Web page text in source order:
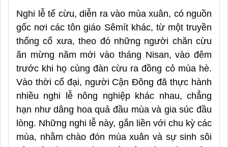
Nghi lễ tế cừu, diễn ra vào mùa xuân, có nguồn
gốc nơi các tôn giáo Sêmít khác, từ một truyền
thống cổ xưa, theo đó những người chăn cừu
ăn mừng năm mới vào tháng Nisan, vào đêm
trước khi họ cùng đàn cừu ra đồng cỏ mùa hè.
Vào thời cổ đại, người Cận Đông đã thực hành
nhiều nghi lễ nông nghiệp khác nhau, chẳng
hạn như dâng hoa quả đầu mùa và gia súc đầu
lòng. Những nghi lễ này, gắn liền với chu kỳ các
mùa, nhằm chào đón mùa xuân và sự sinh sôi